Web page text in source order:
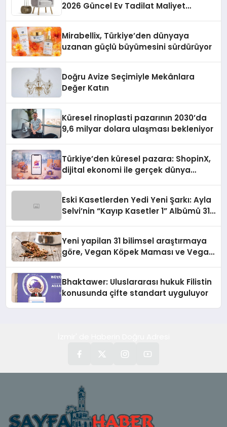
2026 Güncel Ev Tadilat Maliyet
Mirabellix, Türkiye’den dünyaya
uzanan güçlü büyümesini sürdürüyor
Doğru Avize Seçimiyle Mekânlara
Değer Katın
Küresel rinoplasti pazarının 2030’da
9,6 milyar dolara ulaşması bekleniyor
Türkiye’den küresel pazara: ShopinX,
dijital ekonomi ile gerçek dünya
Eski Kasetlerden Yedi Yeni Şarkı: Ayla
Selvi’nin “Kayıp Kasetler 1” Albümü 31
Yeni yapilan 31 bilimsel araştırmaya
göre, Vegan Köpek Maması ve Vegan
Bhaktawer: Uluslararası hukuk Filistin
konusunda çifte standart uyguluyor